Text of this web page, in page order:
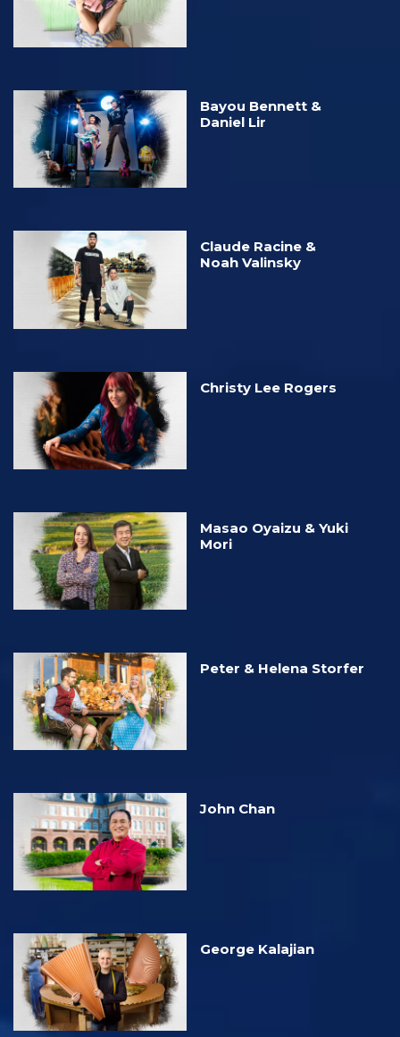
Bayou Bennett &
Daniel Lir
Claude Racine &
Noah Valinsky
Christy Lee Rogers
Masao Oyaizu & Yuki
Mori
Peter & Helena Storfer
John Chan
George Kalajian